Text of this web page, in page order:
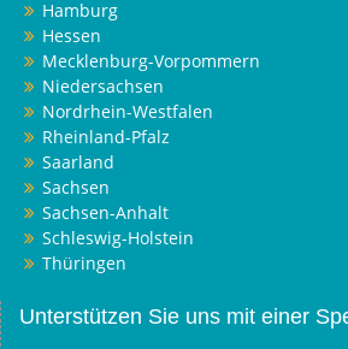
Hamburg
Hessen
Mecklenburg-Vorpommern
Niedersachsen
Nordrhein-Westfalen
Rheinland-Pfalz
Saarland
Sachsen
Sachsen-Anhalt
Schleswig-Holstein
Thüringen
Unterstützen Sie uns mit einer